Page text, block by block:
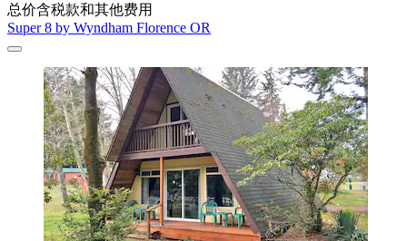
总价含税款和其他费用
Super 8 by Wyndham Florence OR